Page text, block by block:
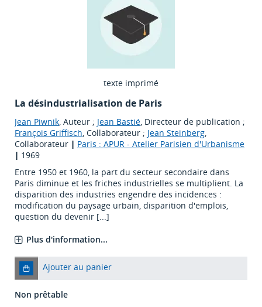
texte imprimé
La désindustrialisation de Paris
Jean Piwnik, Auteur ; Jean Bastié, Directeur de publication ;
François Griffisch, Collaborateur ; Jean Steinberg,
Collaborateur | Paris : APUR - Atelier Parisien d'Urbanisme
| 1969
Entre 1950 et 1960, la part du secteur secondaire dans
Paris diminue et les friches industrielles se multiplient. La
disparition des industries engendre des incidences :
modification du paysage urbain, disparition d'emplois,
question du devenir [...]
Plus d'information...
Ajouter au panier
Non prêtable